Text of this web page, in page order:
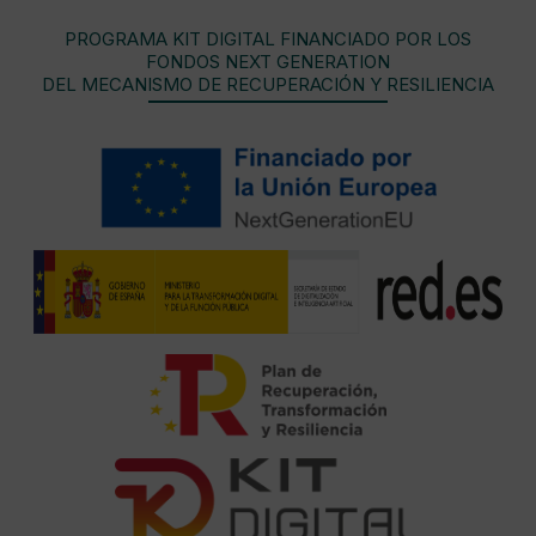
PROGRAMA KIT DIGITAL FINANCIADO POR LOS
FONDOS NEXT GENERATION
DEL MECANISMO DE RECUPERACIÓN Y RESILIENCIA